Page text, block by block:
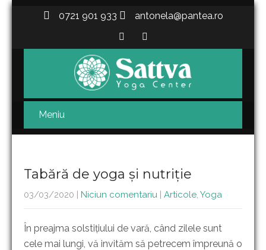
0721 901 933 antonela@pantea.ro
Meniu
Tabără de yoga și nutriție
03/03/2020 | Niciun comentariu | Articole, Yoga
În preajma solstițiului de vară, când zilele sunt
cele mai lungi, vă invităm să petrecem împreună o